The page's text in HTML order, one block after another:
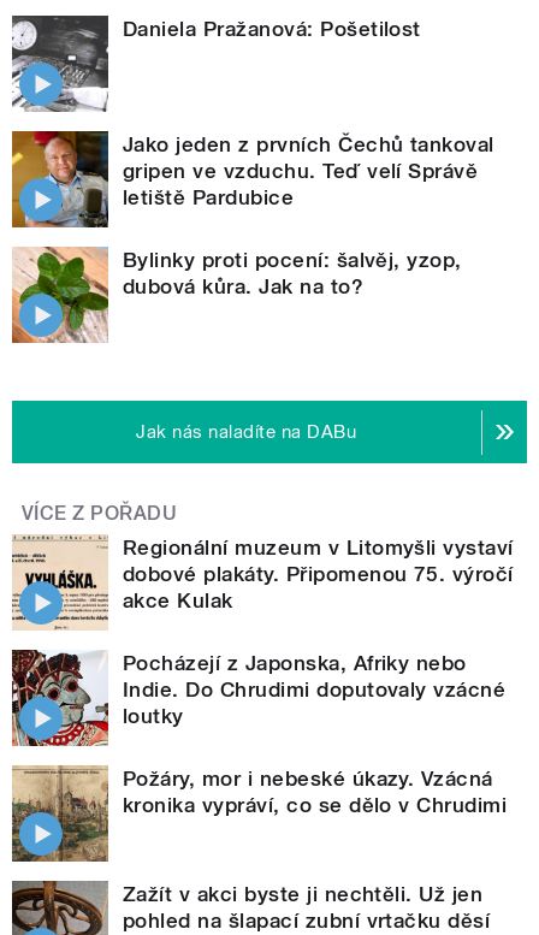
Daniela Pražanová: Pošetilost
Jako jeden z prvních Čechů tankoval
gripen ve vzduchu. Teď velí Správě
letiště Pardubice
Bylinky proti pocení: šalvěj, yzop,
dubová kůra. Jak na to?
Jak nás naladíte na DABu
VÍCE Z POŘADU
Regionální muzeum v Litomyšli vystaví
dobové plakáty. Připomenou 75. výročí
akce Kulak
Pocházejí z Japonska, Afriky nebo
Indie. Do Chrudimi doputovaly vzácné
loutky
Požáry, mor i nebeské úkazy. Vzácná
kronika vypráví, co se dělo v Chrudimi
Zažít v akci byste ji nechtěli. Už jen
pohled na šlapací zubní vrtačku děsí